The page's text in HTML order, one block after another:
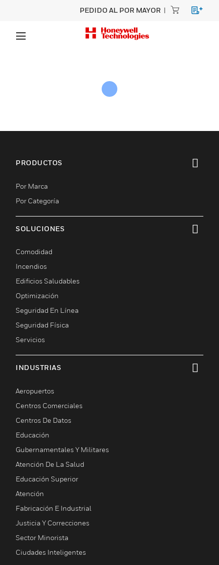
PEDIDO AL POR MAYOR
PRODUCTOS
Cambiar vista
Por Marca
Por Categoría
SOLUCIONES
Cambiar vista
Comodidad
Incendios
Edificios Saludables
Optimización
Seguridad En Línea
Seguridad Física
Servicios
INDUSTRIAS
Cambiar vista
Aeropuertos
Centros Comerciales
Centros De Datos
Educación
Gubernamentales Y Militares
Atención De La Salud
Educación Superior
Atención
Fabricación E Industrial
Justicia Y Correcciones
Sector Minorista
Ciudades Inteligentes